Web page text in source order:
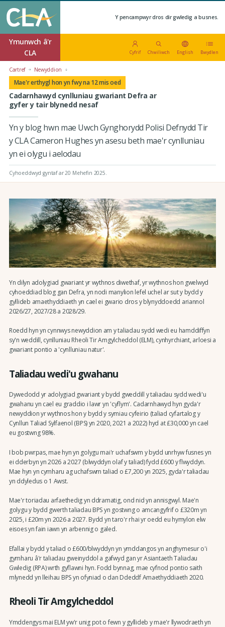
Y pencampwyr dros dir gwledig a busnes.
Ymunwch â'r
CLA
Cyfrif Chwiliwch English Bwydlen
Cartref Newyddion
Mae'r erthygl hon yn fwy na 12 mis oed
Cadarnhawyd cynlluniau gwariant Defra ar
gyfer y tair blynedd nesaf
Yn y blog hwn mae Uwch Gynghorydd Polisi Defnydd Tir
y CLA Cameron Hughes yn asesu beth mae'r cynlluniau
yn ei olygu i aelodau
Cyhoeddwyd gyntaf ar 20 Mehefin 2025.
Yn dilyn adolygiad gwariant yr wythnos diwethaf, yr wythnos hon gwelwyd
cyhoeddiad blog gan Defra, yn nodi manylion lefel uchel ar sut y bydd y
gyllideb amaethyddiaeth yn cael ei gwario dros y blynyddoedd ariannol
2026/27, 2027/28 a 2028/29.
Roedd hyn yn cynnwys newyddion am y taliadau sydd wedi eu hamddiffyn
sy'n weddill, cynlluniau Rheoli Tir Amgylcheddol (ELM), cynhyrchiant, arloesi a
gwariant pontio a 'cynlluniau natur'.
Taliadau wedi'u gwahanu
Dywedodd yr adolygiad gwariant y bydd gweddill y taliadau sydd wedi'u
gwahanu yn cael eu graddio i lawr yn 'cyflym'. Cadarnhawyd hyn gyda'r
newyddion yr wythnos hon y bydd y symiau cyfeirio (taliad cyfartalog y
Cynllun Taliad Sylfaenol (BPS) yn 2020, 2021 a 2022) hyd at £30,000 yn cael
eu gostwng 98%.
I bob pwrpas, mae hyn yn golygu mai'r uchafswm y bydd unrhyw fusnes yn
ei dderbyn yn 2026 a 2027 (blwyddyn olaf y taliad) fydd £600 y flwyddyn.
Mae hyn yn cymharu ag uchafswm taliad o £7,200 yn 2025, gyda'r taliadau
yn ddyledus o 1 Awst.
Mae'r toriadau arfaethedig yn ddramatig, ond nid yn annisgwyl. Mae'n
golygu y bydd gwerth taliadau BPS yn gostwng o amcangyfrif o £320m yn
2025, i £20m yn 2026 a 2027. Bydd yn taro'r rhai yr oedd eu hymylon elw
eisoes yn fain iawn yn arbennig o galed.
Efallai y bydd y taliad o £600/blwyddyn yn ymddangos yn anghymesur o'i
gymharu â'r taliadau gweinyddol a gafwyd gan yr Asiantaeth Taliadau
Gwledig (RPA) wrth gyflawni hyn. Fodd bynnag, mae cyfnod pontio saith
mlynedd yn lleihau BPS yn ofyniad o dan Ddeddf Amaethyddiaeth 2020.
Rheoli Tir Amgylcheddol
Ymddengys mai ELM yw'r unig pot o fewn y gyllideb y mae'r llywodraeth yn